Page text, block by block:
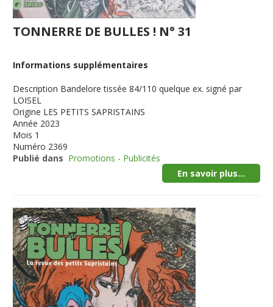
TONNERRE DE BULLES ! N° 31
Informations supplémentaires
Description Bandelore tissée 84/110 quelque ex. signé par
LOISEL
Origine LES PETITS SAPRISTAINS
Année 2023
Mois 1
Numéro 2369
Publié dans Promotions - Publicités
En savoir plus...